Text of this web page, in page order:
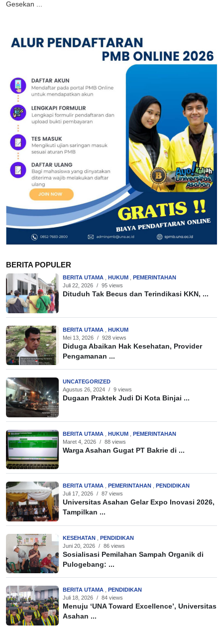
Gesekan ...
BERITA POPULER
BERITA UTAMA HUKUM
PEMERINTAHAN
Juli 22, 2026 / 95 views
Dituduh Tak Becus dan Terindikasi KKN, ...
BERITA UTAMA
HUKUM
Mei 13, 2026 / 928 views
Diduga Abaikan Hak Kesehatan, Provider
Pengamanan ...
UNCATEGORIZED
Agustus 26, 2024 / 9 views
Dugaan Praktek Judi Di Kota Binjai ...
BERITA UTAMA HUKUM
PEMERINTAHAN
Maret 4, 2026 / 88 views
Warga Asahan Gugat PT Bakrie di ...
BERITA UTAMA PEMERINTAHAN
PENDIDIKAN
Juli 17, 2026 / 87 views
Universitas Asahan Gelar Expo Inovasi 2026,
Tampilkan ...
KESEHATAN
PENDIDIKAN
Juni 20, 2026 / 86 views
Sosialisasi Pemilahan Sampah Organik di
Pulogebang: ...
BERITA UTAMA
PENDIDIKAN
Juli 18, 2026 / 84 views
Menuju ‘UNA Toward Excellence’, Universitas
Asahan ...